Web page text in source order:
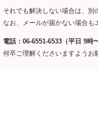
それでも解決しない場合は、別
なお、メールが届かない場合も
電話：06-6551-6533（平日 9時
何卒ご理解くださいますようお